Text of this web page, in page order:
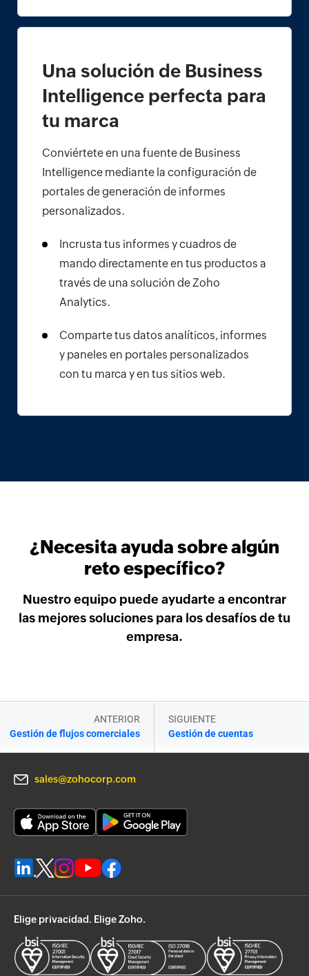
Una solución de Business
Intelligence perfecta para
tu marca
Conviértete en una fuente de Business
Intelligence mediante la configuración de
portales de generación de informes
personalizados.
Incrusta tus informes y cuadros de
mando directamente en tus productos a
través de una solución de Zoho
Analytics.
Comparte tus datos analíticos, informes
y paneles en portales personalizados
con tu marca y en tus sitios web.
¿Necesita ayuda sobre algún
reto específico?
Nuestro equipo puede ayudarte a encontrar
las mejores soluciones para los desafíos de tu
empresa.
ANTERIOR
Gestión de flujos comerciales
SIGUIENTE
Gestión de cuentas
sales@zohocorp.com
Elige privacidad. Elige Zoho.